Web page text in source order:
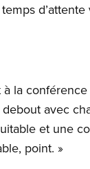
la
avec
et une
point. »